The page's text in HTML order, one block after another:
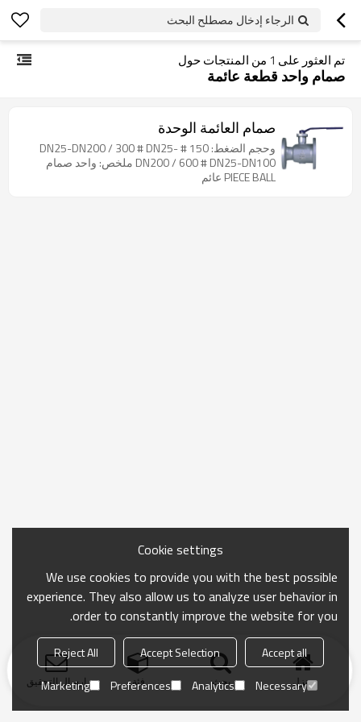
الرجاء إدخال مصطلح البحث
تم العثور على 1 من المنتجات حول
صمام واحد قطعة عائمة
صمام العائمة الوحدة
وحجم الضغط: 150 # DN25-DN200 / 300 # DN25-
DN200 / 600 # DN25-DN100 ملخص: واحد صمام
PIECE BALL عائم
منزل بحث فئة ارسال التحقيق
Cookie settings
We use cookies to provide you with the best possible
experience. They also allow us to analyze user behavior in
order to constantly improve the website for you.
Accept all
Accept Selection
Reject All
Necessary
Analytics
Preferences
Marketing